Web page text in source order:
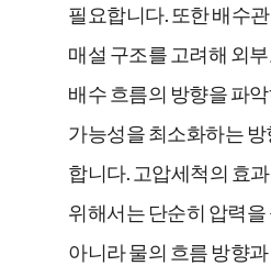
필요합니다. 또한 배수
매설 구조를 고려해 외
배수 흐름의 방향을 파
가능성을 최소화하는
합니다. 고압세척의 효
위해서는 단순히 압력을
아니라 물의 흐름 방향